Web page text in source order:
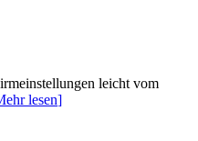
leicht vom
lesen]